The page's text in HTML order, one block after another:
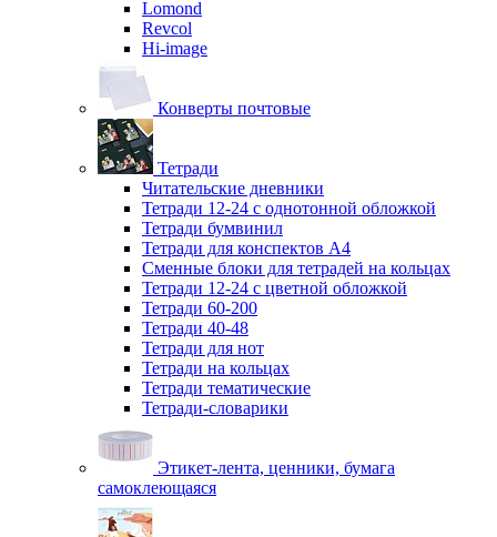
Lomond
Revcol
Hi-image
Конверты почтовые
Тетради
Читательские дневники
Тетради 12-24 с однотонной обложкой
Тетради бумвинил
Тетради для конспектов А4
Сменные блоки для тетрадей на кольцах
Тетради 12-24 с цветной обложкой
Тетради 60-200
Тетради 40-48
Тетради для нот
Тетради на кольцах
Тетради тематические
Тетради-словарики
Этикет-лента, ценники, бумага
самоклеющаяся